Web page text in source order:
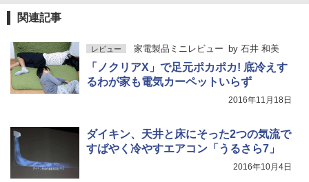
関連記事
レビュー 家電製品ミニレビュー by 石井 和美
「ノクリアX」で足元ポカポカ! 底冷えす
るわが家も電気カーペットいらず
2016年11月18日
ダイキン、天井と床にそった2つの気流で
すばやく冷やすエアコン「うるさら7」
2016年10月4日